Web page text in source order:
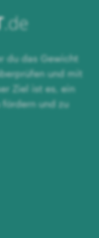
du das Gewicht
und mit
Ziel ist es, ein
und zu